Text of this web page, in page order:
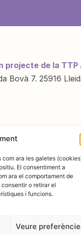
ara les galetes
El consentiment a
ara el comportament de
o retirar el
i funcions.
Veure
projecte de la
Bovà 7. 25916
Amb la col·laboració de:
Avís legal